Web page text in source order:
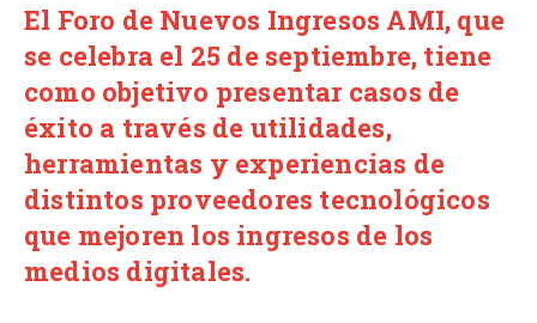
El Foro de Nuevos Ingresos AMI, que
se celebra el 25 de septiembre, tiene
como objetivo presentar casos de
éxito a través de utilidades,
herramientas y experiencias de
distintos proveedores tecnológicos
que mejoren los ingresos de los
medios digitales.